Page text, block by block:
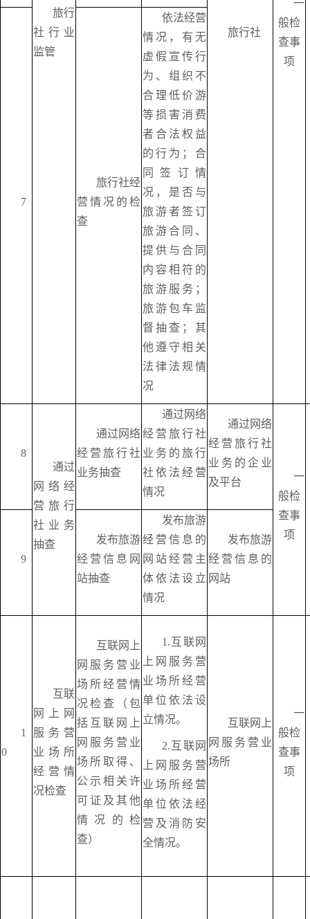
旅行
社行业
监管
旅行社
一
般检
查事
项
7
旅行社经
营情况的检
查
依法经营
情况，有无
虚假宣传行
为、组织不
合理低价游
等损害消费
者合法权益
的行为；合
同签订情
况，是否与
旅游者签订
旅游合同、
提供与合同
内容相符的
旅游服务；
旅游包车监
督抽查；其
他遵守相关
法律法规情
况
8
通过
网络经
营旅行
社业务
抽查
通过网络
经营旅行社
业务抽查
通过网络
经营旅行社
业务的旅行
社依法经营
情况
通过网络
经营旅行社
业务的企业
及平台
一
般检
查事
项
9
发布旅游
经营信息网
站抽查
发布旅游
经营信息的
网站经营主
体依法设立
情况
发布旅游
经营信息的
网站
1
0
互联
网上网
服务营
业场所
经营情
况检查
互联网上
网服务营业
场所经营情
况检查（包
括互联网上
网服务营业
场所取得、
公示相关许
可证及其他
情况的检
查）
1.互联网
上网服务营
业场所经营
单位依法设
立情况。
2.互联网
上网服务营
业场所经营
单位依法经
营及消防安
全情况。
互联网上
网服务营业
场所
一
般检
查事
项